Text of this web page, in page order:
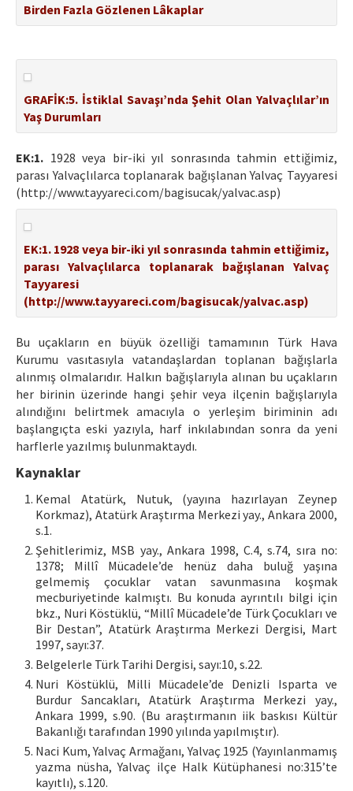
Birden Fazla Gözlenen Lâkaplar
GRAFİK:5. İstiklal Savaşı’nda Şehit Olan Yalvaçlılar’ın
Yaş Durumları
EK:1. 1928 veya bir-iki yıl sonrasında tahmin ettiğimiz,
parası Yalvaçlılarca toplanarak bağışlanan Yalvaç Tayyaresi
(http://www.tayyareci.com/bagisucak/yalvac.asp)
EK:1. 1928 veya bir-iki yıl sonrasında tahmin ettiğimiz,
parası Yalvaçlılarca toplanarak bağışlanan Yalvaç
Tayyaresi
(http://www.tayyareci.com/bagisucak/yalvac.asp)
Bu uçakların en büyük özelliği tamamının Türk Hava
Kurumu vasıtasıyla vatandaşlardan toplanan bağışlarla
alınmış olmalarıdır. Halkın bağışlarıyla alınan bu uçakların
her birinin üzerinde hangi şehir veya ilçenin bağışlarıyla
alındığını belirtmek amacıyla o yerleşim biriminin adı
başlangıçta eski yazıyla, harf inkılabından sonra da yeni
harflerle yazılmış bulunmaktaydı.
Kaynaklar
Kemal Atatürk, Nutuk, (yayına hazırlayan Zeynep
Korkmaz), Atatürk Araştırma Merkezi yay., Ankara 2000,
s.1.
Şehitlerimiz, MSB yay., Ankara 1998, C.4, s.74, sıra no:
1378; Millî Mücadele’de henüz daha buluğ yaşına
gelmemiş çocuklar vatan savunmasına koşmak
mecburiyetinde kalmıştı. Bu konuda ayrıntılı bilgi için
bkz., Nuri Köstüklü, “Millî Mücadele’de Türk Çocukları ve
Bir Destan”, Atatürk Araştırma Merkezi Dergisi, Mart
1997, sayı:37.
Belgelerle Türk Tarihi Dergisi, sayı:10, s.22.
Nuri Köstüklü, Milli Mücadele’de Denizli Isparta ve
Burdur Sancakları, Atatürk Araştırma Merkezi yay.,
Ankara 1999, s.90. (Bu araştırmanın iik baskısı Kültür
Bakanlığı tarafından 1990 yılında yapılmıştır).
Naci Kum, Yalvaç Armağanı, Yalvaç 1925 (Yayınlanmamış
yazma nüsha, Yalvaç ilçe Halk Kütüphanesi no:315’te
kayıtlı), s.120.